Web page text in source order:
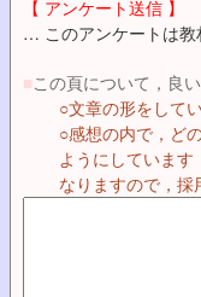
【 アンケート送信 】
… このアンケートは教
■この頁について，良
○文章の形をして
○感想の内で，ど
ようにしていま
なりますので，採